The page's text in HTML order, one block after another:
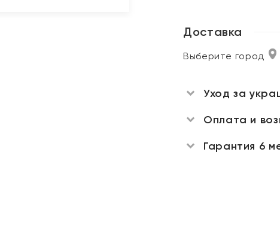
Доставка
Выберите город
Уход за
Оплата и
Гарантия 6